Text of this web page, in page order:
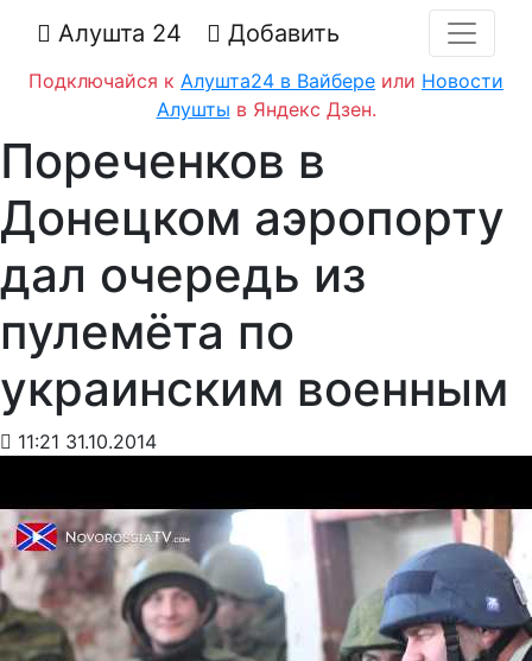
Алушта 24 Добавить
Подключайся к Алушта24 в Вайбере или Новости
Алушты в Яндекс Дзен.
Пореченков в
Донецком аэропорту
дал очередь из
пулемёта по
украинским военным
11:21 31.10.2014